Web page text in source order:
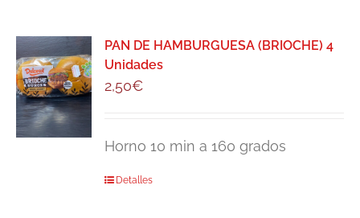
PAN DE HAMBURGUESA (BRIOCHE) 4
Unidades
2,50€
Horno 10 min a 160 grados
Detalles